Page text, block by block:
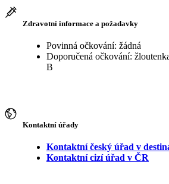
Zdravotní informace a požadavky
Povinná očkování: žádná
Doporučená očkování:
B
Kontaktní úřady
Kontaktní český úřad v
Kontaktní cizí úřad v ČR